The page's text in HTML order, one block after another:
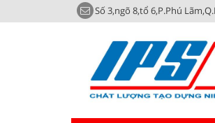
Số 3,ngõ 8,tổ 6,P.Phú